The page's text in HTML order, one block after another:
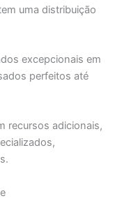
uma distribuição
excepcionais em
perfeitos até
recursos adicionais,